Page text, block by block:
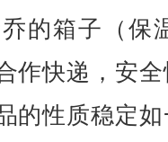
的箱子（保
作快递，安
的性质稳定